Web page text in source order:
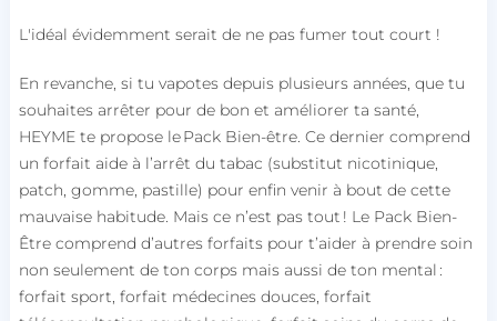
L'idéal évidemment serait de ne pas fumer tout court !
En revanche, si tu vapotes depuis plusieurs années, que tu
souhaites arrêter pour de bon et améliorer ta santé,
HEYME te propose le Pack Bien-être. Ce dernier comprend
un forfait aide à l’arrêt du tabac (substitut nicotinique,
patch, gomme, pastille) pour enfin venir à bout de cette
mauvaise habitude. Mais ce n’est pas tout ! Le Pack Bien-
Être comprend d’autres forfaits pour t’aider à prendre soin
non seulement de ton corps mais aussi de ton mental :
forfait sport, forfait médecines douces, forfait